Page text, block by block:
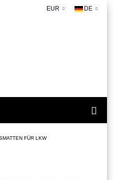
EUR DE
FÜR LKW